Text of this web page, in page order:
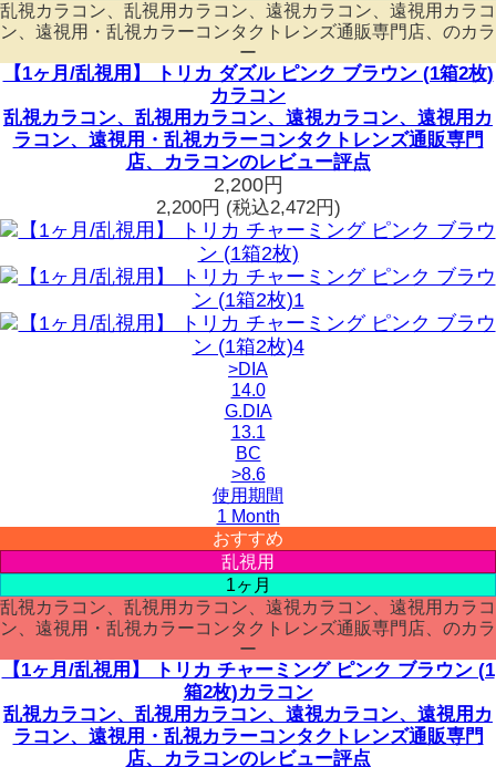
乱視カラコン、乱視用カラコン、遠視カラコン、遠視用カラコ
ン、遠視用・乱視カラーコンタクトレンズ通販専門店、のカラ
ー
【1ヶ月/乱視用】 トリカ ダズル ピンク ブラウン (1箱2枚)
カラコン
乱視カラコン、乱視用カラコン、遠視カラコン、遠視用カ
ラコン、遠視用・乱視カラーコンタクトレンズ通販専門
店、カラコンのレビュー評点
2,200円
2,200円 (税込2,472円)
>DIA
14.0
G.DIA
13.1
BC
>8.6
使用期間
1 Month
おすすめ
乱視用
1ヶ月
乱視カラコン、乱視用カラコン、遠視カラコン、遠視用カラコ
ン、遠視用・乱視カラーコンタクトレンズ通販専門店、のカラ
ー
【1ヶ月/乱視用】 トリカ チャーミング ピンク ブラウン (1
箱2枚)カラコン
乱視カラコン、乱視用カラコン、遠視カラコン、遠視用カ
ラコン、遠視用・乱視カラーコンタクトレンズ通販専門
店、カラコンのレビュー評点